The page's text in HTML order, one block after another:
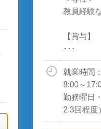
教員経験
【賞与】
･･･
就業時
8:00～
勤務曜日
2.3回程度